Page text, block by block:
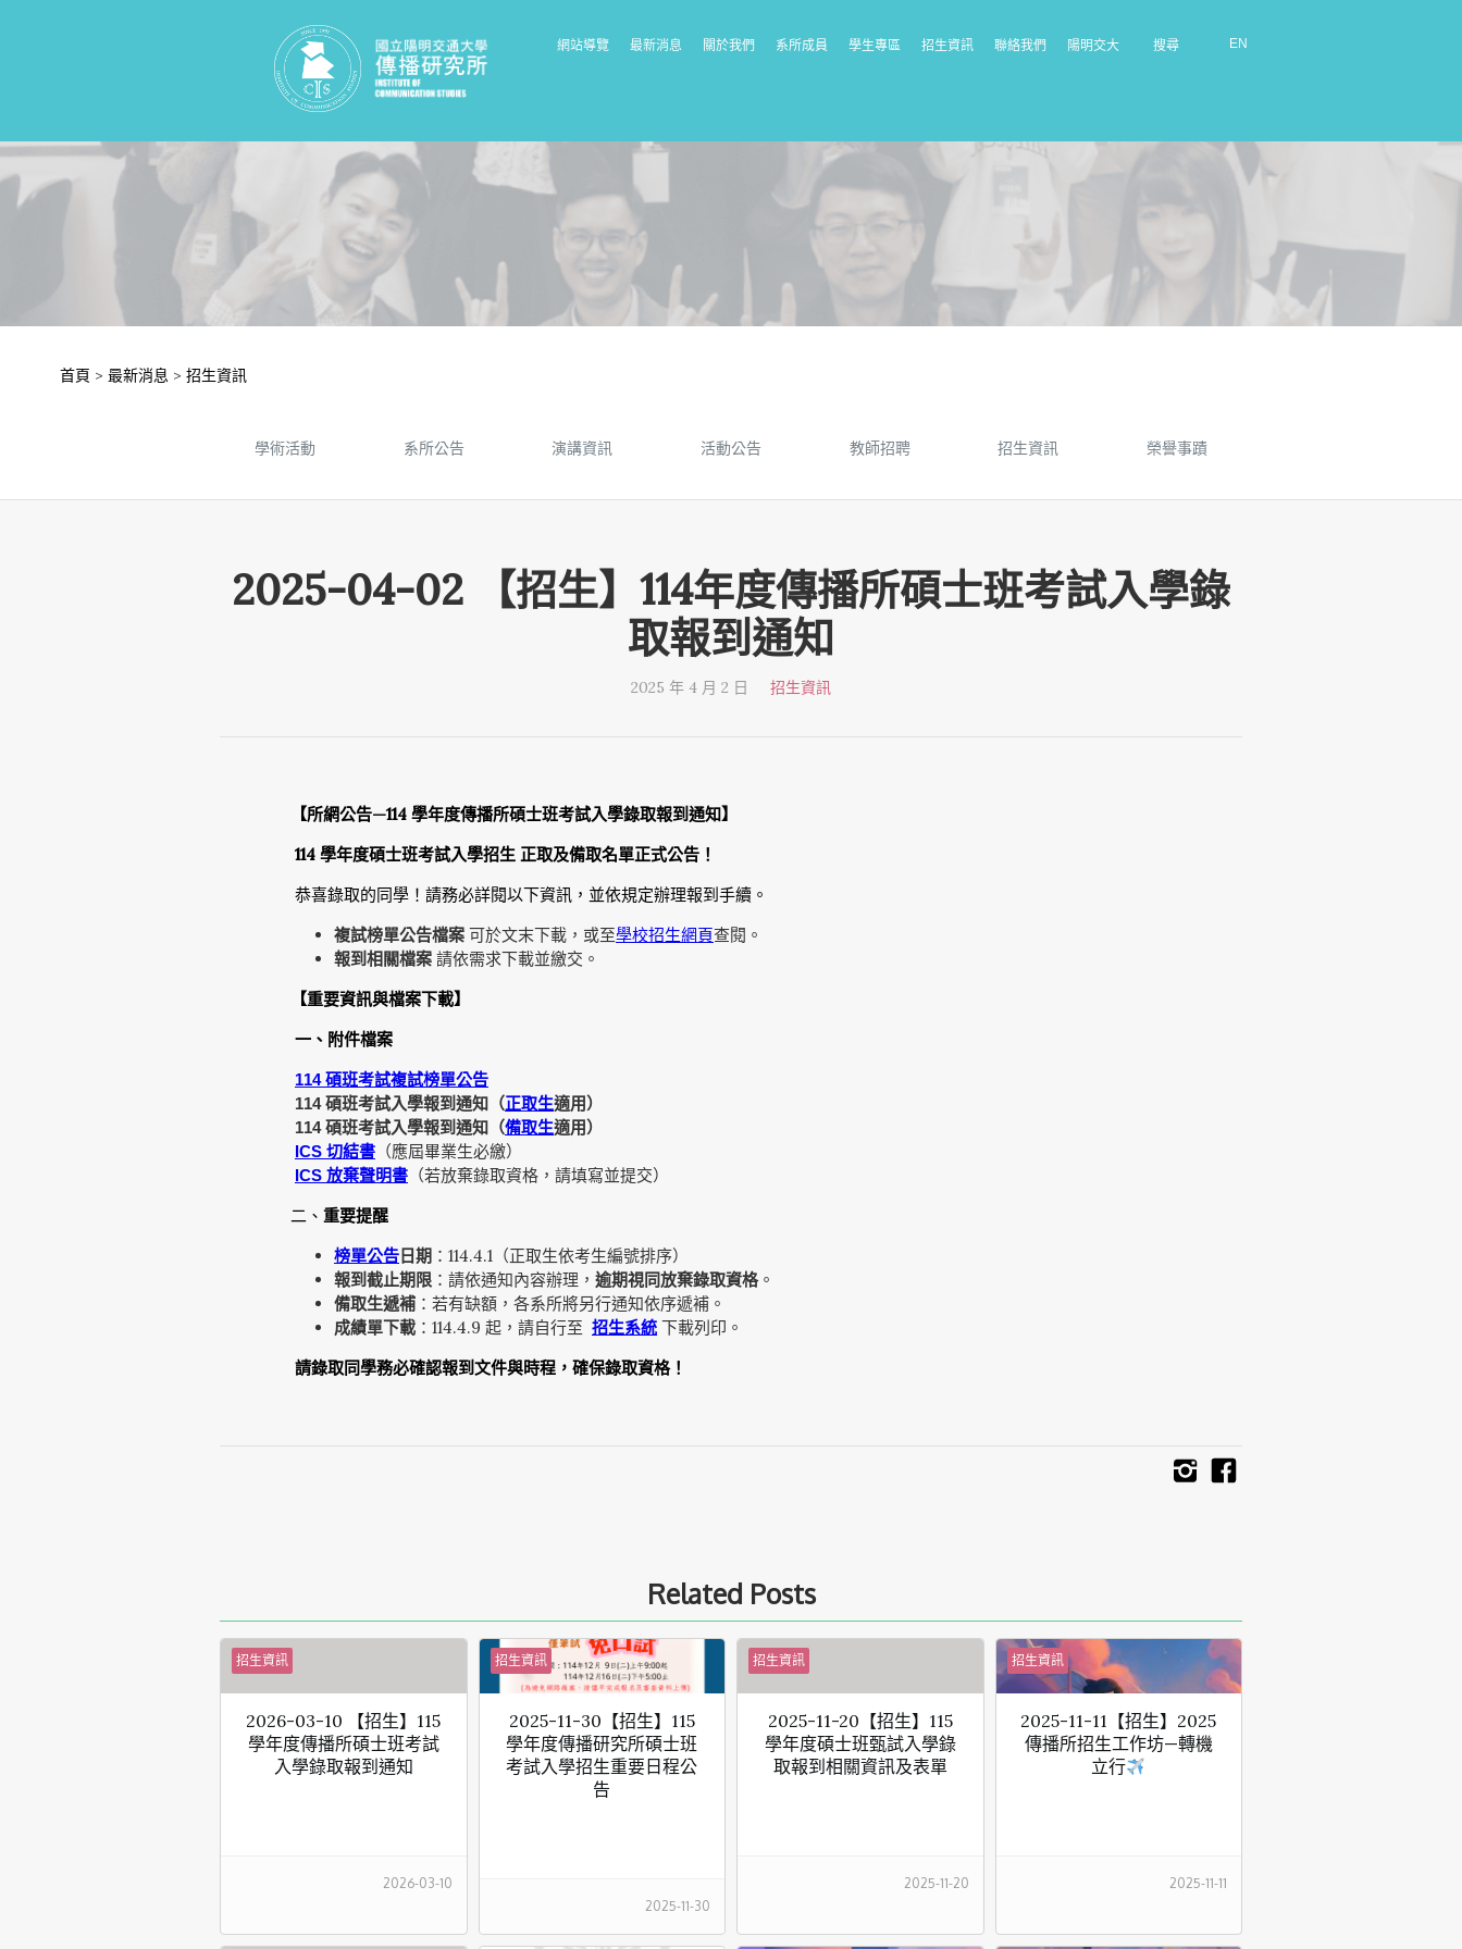
網站導覽 最新消息 關於我們 系所成員 學生專區 招生資訊 聯絡我們 陽明交大 搜尋 EN
首頁 > 最新消息 > 招生資訊
學術活動 系所公告 演講資訊 活動公告 教師招聘 招生資訊 榮譽事蹟
2025-04-02 【招生】114年度傳播所碩士班考試入學錄
取報到通知
2025 年 4 月 2 日 招生資訊
【所網公告—114 學年度傳播所碩士班考試入學錄取報到通知】
114 學年度碩士班考試入學招生 正取及備取名單正式公告！
恭喜錄取的同學！請務必詳閱以下資訊，並依規定辦理報到手續。
複試榜單公告檔案 可於文末下載，或至學校招生網頁查閱。
報到相關檔案 請依需求下載並繳交。
【重要資訊與檔案下載】
一、附件檔案
114碩班考試複試榜單公告
114碩班考試入學報到通知（正取生適用）
114碩班考試入學報到通知（備取生適用）
ICS 切結書 （應屆畢業生必繳）
ICS 放棄聲明書 （若放棄錄取資格，請填寫並提交）
二、 重要提醒
榜單公告日期 ：114.4.1（正取生依考生編號排序）
報到截止期限 ：請依通知內容辦理， 逾期視同放棄錄取資格。
備取生遞補 ：若有缺額，各系所將另行通知依序遞補。
成績單下載 ：114.4.9 起，請自行至 招生系統 下載列印。
請錄取同學務必確認報到文件與時程，確保錄取資格！
Related Posts
招生資訊
2026-03-10 【招生】115
學年度傳播所碩士班考試
入學錄取報到通知
2026-03-10
招生資訊
2025-11-30【招生】115
學年度傳播研究所碩士班
考試入學招生重要日程公
告
2025-11-30
招生資訊
2025-11-20【招生】115
學年度碩士班甄試入學錄
取報到相關資訊及表單
2025-11-20
招生資訊
2025-11-11【招生】2025
傳播所招生工作坊—轉機
立行
2025-11-11